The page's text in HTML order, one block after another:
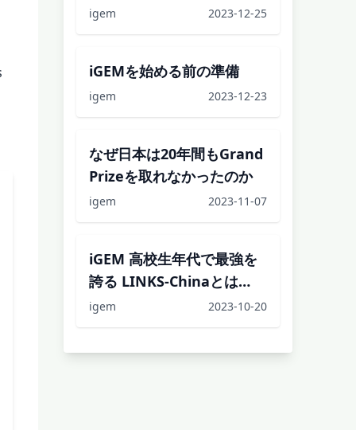
Next...
igem 2023-12-25
iGEMを始める前の準備
igem 2023-12-23
なぜ日本は20年間もGrand
Prizeを取れなかったのか
igem 2023-11-07
iGEM 高校生年代で最強を
誇る LINKS-Chinaとは
(2018, 19, 21優勝)
igem 2023-10-20